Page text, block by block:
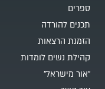
ספרים
תכנים להורדה
הזמנת הרצאות
קהילת נשים לומדות
"אור מישראל"